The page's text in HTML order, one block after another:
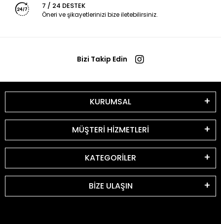
7 / 24 DESTEK
Öneri ve şikayetlerinizi bize iletebilirsiniz.
Bizi Takip Edin
KURUMSAL
MÜŞTERİ HİZMETLERİ
KATEGORİLER
BİZE ULAŞIN